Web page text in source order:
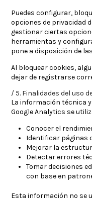
Puedes configurar,
opciones de privacidad
gestionar ciertas
herramientas y
pone a disposición de
Al bloquear cookies,
dejar de registrarse
5. Finalidades del uso
La información técnica
Google Analytics se
Conocer el
Identificar páginas
Mejorar la
Detectar errores
Tomar decisiones
con base en
Esta información no se